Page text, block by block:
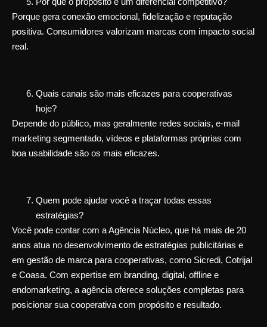
Porque gera conexão emocional, fidelização e reputação
positiva. Consumidores valorizam marcas com impacto social
real.
Quais canais são mais eficazes para cooperativas
hoje?
Depende do público, mas geralmente redes sociais, e-mail
marketing segmentado, vídeos e plataformas próprias com
boa usabilidade são os mais eficazes.
Quem pode ajudar você a traçar todas essas
estratégias?
Você pode contar com a Agência Núcleo, que há mais de 20
anos atua no desenvolvimento de estratégias publicitárias e
em gestão de marca para cooperativas, como Sicredi, Cotrijal
e Coasa. Com expertise em branding, digital, offline e
endomarketing, a agência oferece soluções completas para
posicionar sua cooperativa com propósito e resultado.